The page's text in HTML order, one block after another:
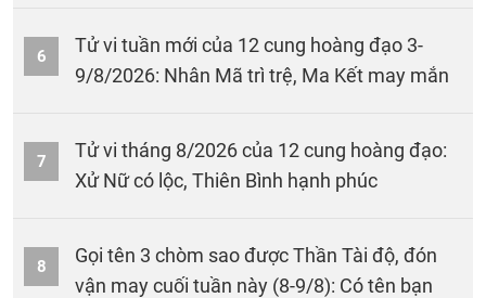
6
Tử vi tuần mới của 12 cung hoàng đạo 3-
9/8/2026: Nhân Mã trì trệ, Ma Kết may mắn
7
Tử vi tháng 8/2026 của 12 cung hoàng đạo:
Xử Nữ có lộc, Thiên Bình hạnh phúc
8
Gọi tên 3 chòm sao được Thần Tài độ, đón
vận may cuối tuần này (8-9/8): Có tên bạn